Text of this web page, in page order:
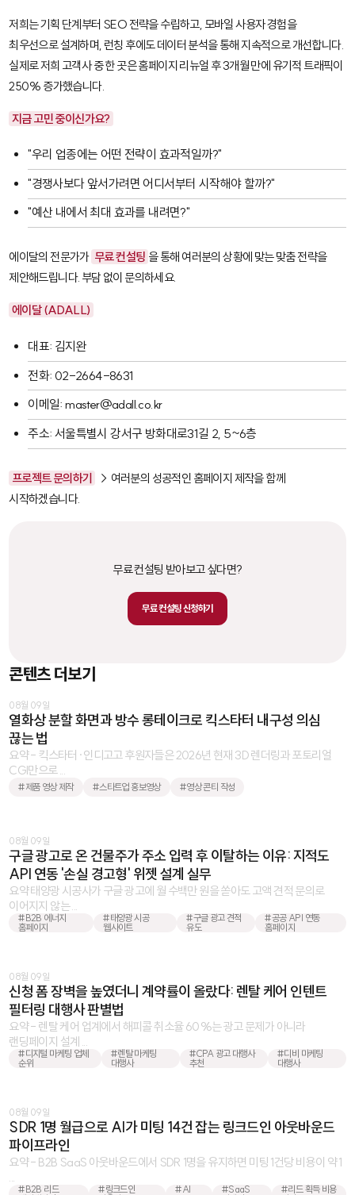
저희는 기획 단계부터 SEO 전략을 수립하고, 모바일 사용자 경험을
최우선으로 설계하며, 런칭 후에도 데이터 분석을 통해 지속적으로 개선합니다.
실제로 저희 고객사 중 한 곳은 홈페이지 리뉴얼 후 3개월 만에 유기적 트래픽이
250% 증가했습니다.
지금 고민 중이신가요?
"우리 업종에는 어떤 전략이 효과적일까?"
"경쟁사보다 앞서가려면 어디서부터 시작해야 할까?"
"예산 내에서 최대 효과를 내려면?"
에이달의 전문가가 무료 컨설팅 을 통해 여러분의 상황에 맞는 맞춤 전략을
제안해드립니다. 부담 없이 문의하세요.
에이달 (ADALL)
대표: 김지완
전화: 02-2664-8631
이메일: master@adall.co.kr
주소: 서울특별시 강서구 방화대로31길 2, 5~6층
프로젝트 문의하기
→ 여러분의 성공적인 홈페이지 제작을 함께
시작하겠습니다.
무료 컨설팅 받아보고 싶다면?
무료 컨설팅 신청하기
콘텐츠 더보기
08월 09일
열화상 분할 화면과 방수 롱테이크로 킥스타터 내구성 의심
끊는 법
요약 - 킥스타터·인디고고 후원자들은 2026년 현재 3D 렌더링과 포토리얼
CGI만으로 ...
#제품 영상 제작 #스타트업 홍보영상 #영상 콘티 작성
08월 09일
구글 광고로 온 건물주가 주소 입력 후 이탈하는 이유: 지적도
API 연동 '손실 경고형' 위젯 설계 실무
요약 태양광 시공사가 구글 광고에 월 수백만 원을 쏟아도 고액 견적 문의로
이어지지 않는 ...
#B2B 에너지
홈페이지
#태양광 시공
웹사이트
#구글 광고 견적
유도
#공공 API 연동
홈페이지
08월 09일
신청 폼 장벽을 높였더니 계약률이 올랐다: 렌탈 케어 인텐트
필터링 대행사 판별법
요약 - 렌탈 케어 업계에서 해피콜 취소율 60%는 광고 문제가 아니라
랜딩페이지 설계 ...
#디지털 마케팅 업체
순위
#렌탈 마케팅
대행사
#CPA 광고 대행사
추천
#디비 마케팅
대행사
08월 09일
SDR 1명 월급으로 AI가 미팅 14건 잡는 링크드인 아웃바운드
파이프라인
요약 - B2B SaaS 아웃바운드에서 SDR 1명을 유지하면 미팅 1건당 비용이 약 1
#B2B 리드
#링크드인
#AI
#SaaS
#리드 획득 비용